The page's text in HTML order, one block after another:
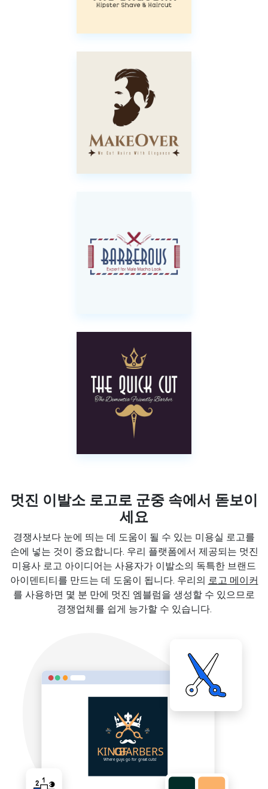
멋진 이발소 로고로 군중 속에서 돋보이
세요
경쟁사보다 눈에 띄는 데 도움이 될 수 있는 미용실 로고를
손에 넣는 것이 중요합니다. 우리 플랫폼에서 제공되는 멋진
미용사 로고 아이디어는 사용자가 이발소의 독특한 브랜드
아이덴티티를 만드는 데 도움이 됩니다. 우리의 로고 메이커
를 사용하면 몇 분 만에 멋진 엠블럼을 생성할 수 있으므로
경쟁업체를 쉽게 능가할 수 있습니다.